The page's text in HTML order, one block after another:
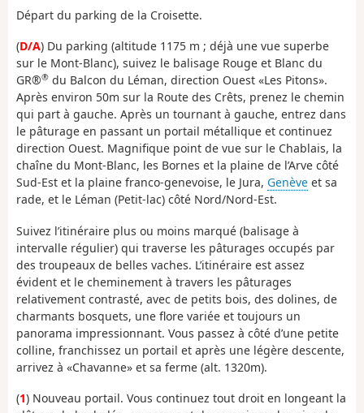
Départ du parking de la Croisette.
(D/A) Du parking (altitude 1175 m ; déjà une vue superbe
sur le Mont-Blanc), suivez le balisage Rouge et Blanc du
GR®® du Balcon du Léman, direction Ouest «Les Pitons».
Après environ 50m sur la Route des Crêts, prenez le chemin
qui part à gauche. Après un tournant à gauche, entrez dans
le pâturage en passant un portail métallique et continuez
direction Ouest. Magnifique point de vue sur le Chablais, la
chaîne du Mont-Blanc, les Bornes et la plaine de l’Arve côté
Sud-Est et la plaine franco-genevoise, le Jura, Genève et sa
rade, et le Léman (Petit-lac) côté Nord/Nord-Est.
Suivez l’itinéraire plus ou moins marqué (balisage à
intervalle régulier) qui traverse les pâturages occupés par
des troupeaux de belles vaches. L’itinéraire est assez
évident et le cheminement à travers les pâturages
relativement contrasté, avec de petits bois, des dolines, de
charmants bosquets, une flore variée et toujours un
panorama impressionnant. Vous passez à côté d’une petite
colline, franchissez un portail et après une légère descente,
arrivez à «Chavanne» et sa ferme (alt. 1320m).
(1) Nouveau portail. Vous continuez tout droit en longeant la